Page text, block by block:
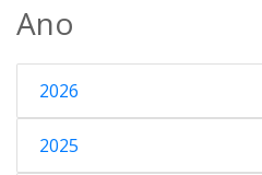
Ano
2026
2025